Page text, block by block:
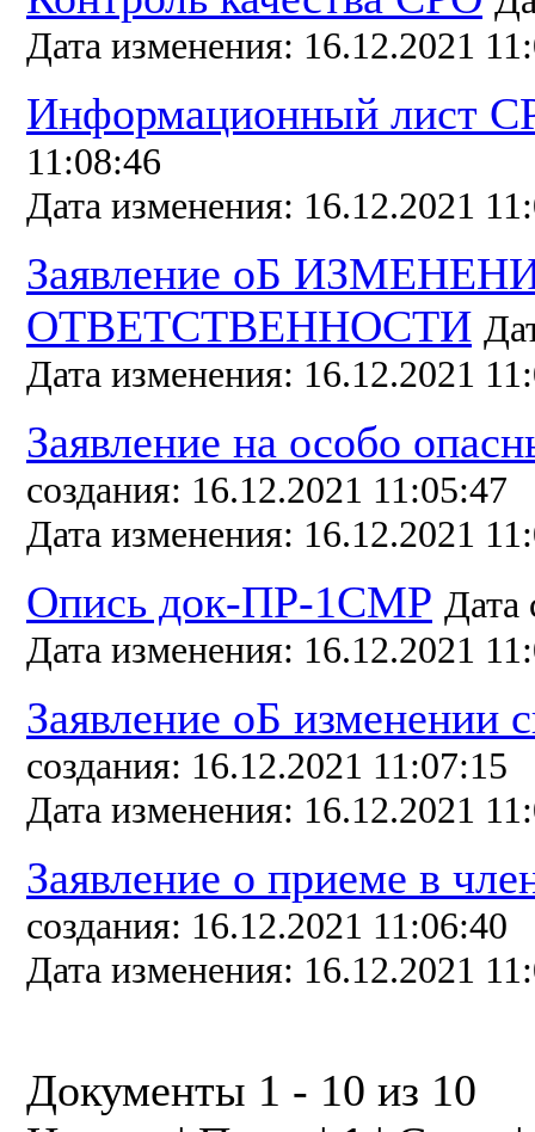
Дата изменения: 16.12.2021
Информационный лист
11:08:46
Дата изменения: 16.12.2021
Заявление оБ
ОТВЕТСТВЕННОСТИ
Дата изменения: 16.12.2021
Заявление на особо
создания: 16.12.2021 11:05:47
Дата изменения: 16.12.2021
Опись док-ПР-1СМР Дата
Дата изменения: 16.12.2021
Заявление оБ изменении
создания: 16.12.2021 11:07:15
Дата изменения: 16.12.2021
Заявление о приеме в
создания: 16.12.2021 11:06:40
Дата изменения: 16.12.2021
Документы 1 - 10 из 10